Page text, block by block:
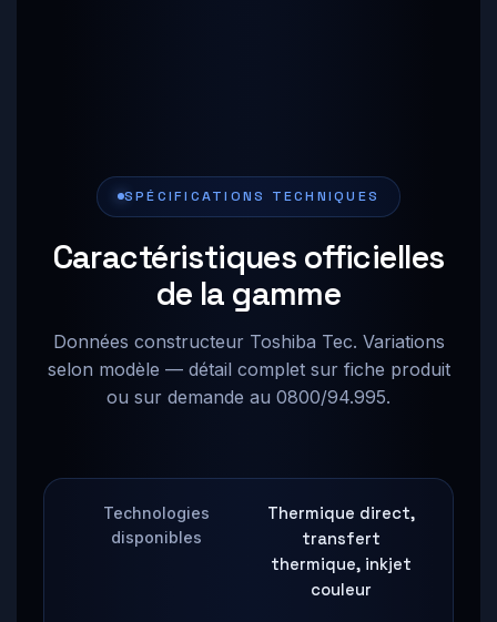
SPÉCIFICATIONS TECHNIQUES
Caractéristiques officielles
de la gamme
Données constructeur Toshiba Tec. Variations
selon modèle — détail complet sur fiche produit
ou sur demande au 0800/94.995.
Technologies
disponibles
Thermique direct,
transfert
thermique, inkjet
couleur